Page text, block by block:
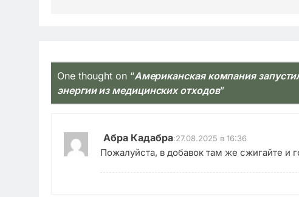
One thought on “Американская компания
энергии из медицинских отходов”
Абра Кадабра:27.08.2025 в 16:36
Пожалуйста, в добавок там же сжигайте и